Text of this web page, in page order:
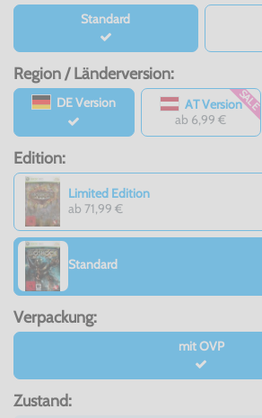
Standard
Region / Länderversion:
DE Version
AT Version
ab 6,99 €
SALE
Edition:
Limited Edition
ab 71,99 €
Standard
Verpackung:
mit OVP
Zustand: